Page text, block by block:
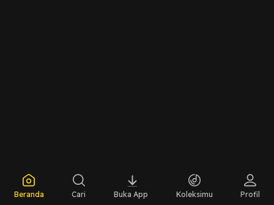
Beranda Cari Buka App Koleksimu Profil